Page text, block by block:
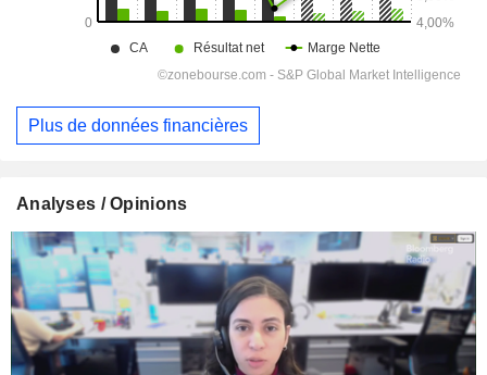
Plus de données financières
Analyses / Opinions